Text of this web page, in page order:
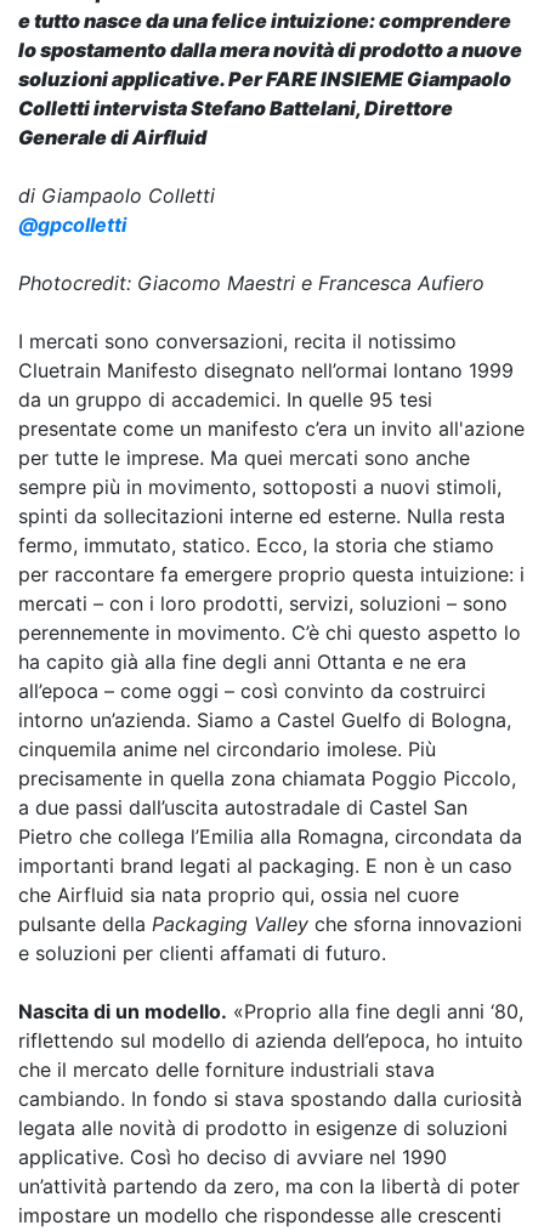
e tutto nasce da una felice intuizione: comprendere
lo spostamento dalla mera novità di prodotto a nuove
soluzioni applicative. Per FARE INSIEME Giampaolo
Colletti intervista Stefano Battelani, Direttore
Generale di Airfluid
di Giampaolo Colletti
@gpcolletti
Photocredit: Giacomo Maestri e Francesca Aufiero
I mercati sono conversazioni, recita il notissimo
Cluetrain Manifesto disegnato nell’ormai lontano 1999
da un gruppo di accademici. In quelle 95 tesi
presentate come un manifesto c’era un invito all'azione
per tutte le imprese. Ma quei mercati sono anche
sempre più in movimento, sottoposti a nuovi stimoli,
spinti da sollecitazioni interne ed esterne. Nulla resta
fermo, immutato, statico. Ecco, la storia che stiamo
per raccontare fa emergere proprio questa intuizione: i
mercati – con i loro prodotti, servizi, soluzioni – sono
perennemente in movimento. C’è chi questo aspetto lo
ha capito già alla fine degli anni Ottanta e ne era
all’epoca – come oggi – così convinto da costruirci
intorno un’azienda. Siamo a Castel Guelfo di Bologna,
cinquemila anime nel circondario imolese. Più
precisamente in quella zona chiamata Poggio Piccolo,
a due passi dall’uscita autostradale di Castel San
Pietro che collega l’Emilia alla Romagna, circondata da
importanti brand legati al packaging. E non è un caso
che Airfluid sia nata proprio qui, ossia nel cuore
pulsante della Packaging Valley che sforna innovazioni
e soluzioni per clienti affamati di futuro.
Nascita di un modello. «Proprio alla fine degli anni ‘80,
riflettendo sul modello di azienda dell’epoca, ho intuito
che il mercato delle forniture industriali stava
cambiando. In fondo si stava spostando dalla curiosità
legata alle novità di prodotto in esigenze di soluzioni
applicative. Così ho deciso di avviare nel 1990
un’attività partendo da zero, ma con la libertà di poter
impostare un modello che rispondesse alle crescenti